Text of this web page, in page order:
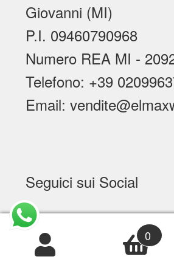
Giovanni (MI)
P.I. 09460790968
Numero REA MI -
Telefono: +39
Email:
Seguici sui Social
0